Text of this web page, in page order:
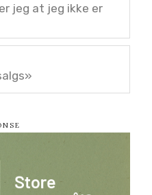
jeg at jeg ikke er